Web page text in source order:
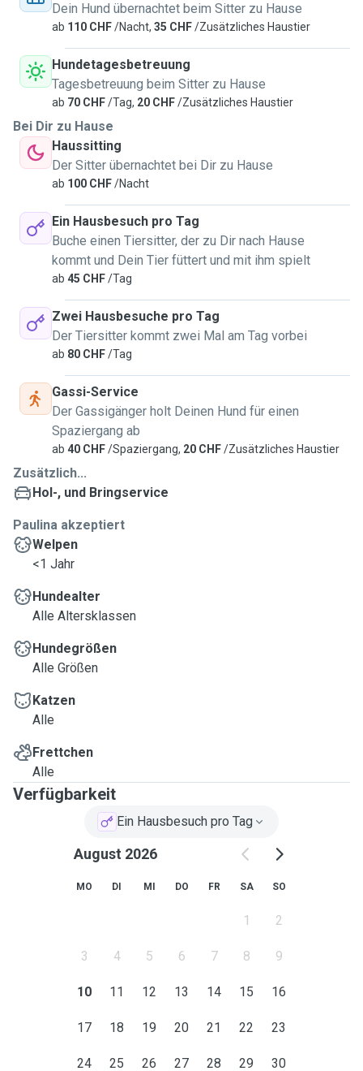
Dein Hund übernachtet beim Sitter zu Hause
ab 110 CHF/Nacht, 35 CHF/Zusätzliches Haustier
Hundetagesbetreuung
Tagesbetreuung beim Sitter zu Hause
ab 70 CHF/Tag, 20 CHF/Zusätzliches Haustier
Bei Dir zu Hause
Haussitting
Der Sitter übernachtet bei Dir zu Hause
ab 100 CHF/Nacht
Ein Hausbesuch pro Tag
Buche einen Tiersitter, der zu Dir nach Hause
kommt und Dein Tier füttert und mit ihm spielt
ab 45 CHF/Tag
Zwei Hausbesuche pro Tag
Der Tiersitter kommt zwei Mal am Tag vorbei
ab 80 CHF/Tag
Gassi-Service
Der Gassigänger holt Deinen Hund für einen
Spaziergang ab
ab 40 CHF/Spaziergang, 20 CHF/Zusätzliches Haustier
Zusätzlich...
Hol-, und Bringservice
Paulina akzeptiert
Welpen
<1 Jahr
Hundealter
Alle Altersklassen
Hundegrößen
Alle Größen
Katzen
Alle
Frettchen
Alle
Verfügbarkeit
Ein Hausbesuch pro Tag
August 2026
MO DI MI DO FR SA SO
1 2
3 4 5 6 7 8 9
10 11 12 13 14 15 16
17 18 19 20 21 22 23
24 25 26 27 28 29 30